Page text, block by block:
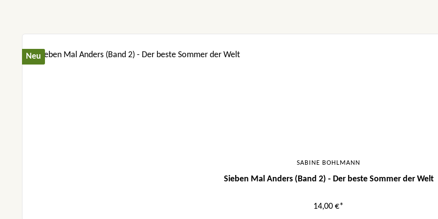
Neu
SABINE BOHLMANN
Sieben Mal Anders (Band 2) - Der beste Sommer der Welt
14,00 €*